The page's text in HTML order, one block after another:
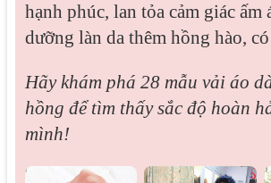
hạnh phúc, lan tỏa cảm giác ấm
dưỡng làn da thêm hồng hào,
Hãy khám phá 28 mẫu vải áo
hồng để tìm thấy sắc độ hoàn
mình!